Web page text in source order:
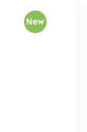
New